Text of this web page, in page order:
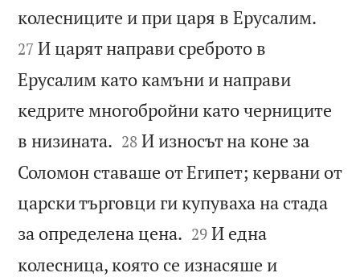
колесниците и при царя в Ерусалим.
27 И царят направи среброто в
Ерусалим като камъни и направи
кедрите многобройни като черниците
в низината. 

28 И износът на коне за
Соломон ставаше от Египет; кервани от
царски търговци ги купуваха на стада
за определена цена. 

29 И една
колесница, която се изнасяше и